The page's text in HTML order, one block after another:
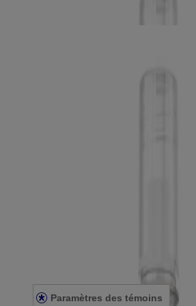
Paramètres des témoins